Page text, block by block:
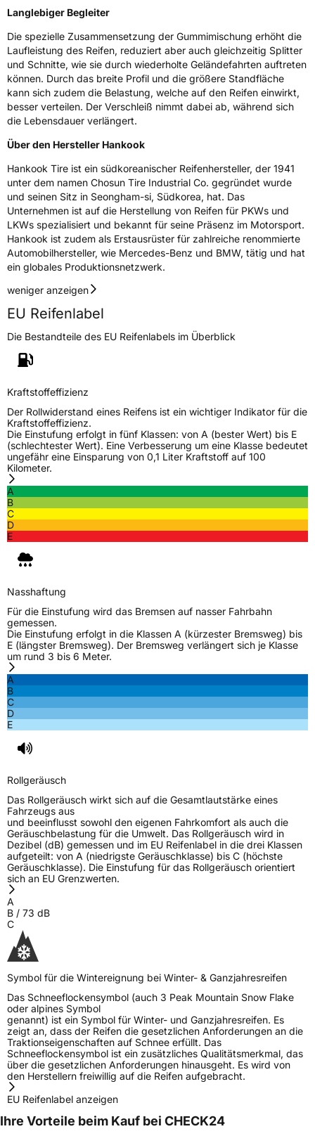
FahrzeugklasseC2
3PMSF / Schneeflockensymbol / Alpine-SymbolJa
Eisgrip Nein
EPREL ID 493911
Allgemeine Produktsicherheit (GPSR)
D-63263 Neu-Isenburg Deutschland,
technik@hankookreifen.de
Langlebiger Begleiter
Die spezielle Zusammensetzung der Gummimischung erhöht die
Laufleistung des Reifen, reduziert aber auch gleichzeitig Splitter
und Schnitte, wie sie durch wiederholte Geländefahrten auftreten
können. Durch das breite Profil und die größere Standfläche
kann sich zudem die Belastung, welche auf den Reifen einwirkt,
besser verteilen. Der Verschleiß nimmt dabei ab, während sich
die Lebensdauer verlängert.
Über den Hersteller Hankook
Hankook Tire ist ein südkoreanischer Reifenhersteller, der 1941
unter dem namen Chosun Tire Industrial Co. gegründet wurde
und seinen Sitz in Seongham-si, Südkorea, hat. Das
Unternehmen ist auf die Herstellung von Reifen für PKWs und
LKWs spezialisiert und bekannt für seine Präsenz im Motorsport.
Hankook ist zudem als Erstausrüster für zahlreiche renommierte
Automobilhersteller, wie Mercedes-Benz und BMW, tätig und hat
ein globales Produktionsnetzwerk.
weniger anzeigen
EU Reifenlabel
Die Bestandteile des EU Reifenlabels im Überblick
Kraftstoffeffizienz
Der Rollwiderstand eines Reifens ist ein wichtiger Indikator für die
Kraftstoffeffizienz.
Die Einstufung erfolgt in fünf Klassen: von A (bester Wert) bis E
(schlechtester Wert). Eine Verbesserung um eine Klasse bedeutet
ungefähr eine Einsparung von 0,1 Liter Kraftstoff auf 100
Kilometer.
A
B
C
D
E
Nasshaftung
Für die Einstufung wird das Bremsen auf nasser Fahrbahn
gemessen.
Die Einstufung erfolgt in die Klassen A (kürzester Bremsweg) bis
E (längster Bremsweg). Der Bremsweg verlängert sich je Klasse
um rund 3 bis 6 Meter.
A
B
C
D
E
Rollgeräusch
Das Rollgeräusch wirkt sich auf die Gesamtlautstärke eines
Fahrzeugs aus
und beeinflusst sowohl den eigenen Fahrkomfort als auch die
Geräuschbelastung für die Umwelt. Das Rollgeräusch wird in
Dezibel (dB) gemessen und im EU Reifenlabel in die drei Klassen
aufgeteilt: von A (niedrigste Geräuschklasse) bis C (höchste
Geräuschklasse). Die Einstufung für das Rollgeräusch orientiert
sich an EU Grenzwerten.
A
B / 73 dB
C
Symbol für die Wintereignung bei Winter- & Ganzjahresreifen
Das Schneeflockensymbol (auch 3 Peak Mountain Snow Flake
oder alpines Symbol
genannt) ist ein Symbol für Winter- und Ganzjahresreifen. Es
zeigt an, dass der Reifen die gesetzlichen Anforderungen an die
Traktionseigenschaften auf Schnee erfüllt. Das
Schneeflockensymbol ist ein zusätzliches Qualitätsmerkmal, das
über die gesetzlichen Anforderungen hinausgeht. Es wird von
den Herstellern freiwillig auf die Reifen aufgebracht.
EU Reifenlabel anzeigen
Ihre Vorteile beim Kauf bei CHECK24